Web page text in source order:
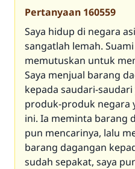
Pertanyaan 160559
Saya hidup di negara
sangatlah lemah.
memutuskan untuk
Saya menjual barang
kepada saudari-
produk-produk negara
ini. Ia meminta barang
pun mencarinya, lalu
barang dagangan
sudah sepakat, saya